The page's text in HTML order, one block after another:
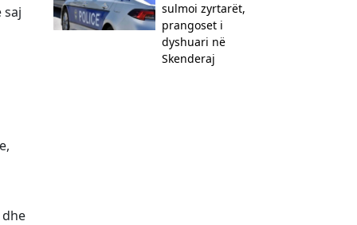
saj
sulmoi zyrtarët,
prangoset i
dyshuari në
Skenderaj